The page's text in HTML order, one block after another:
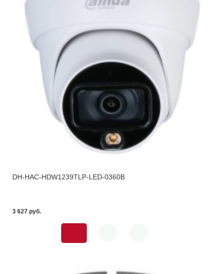
DH-HAC-HDW1239TLP-LED-0360B
3 627 pуб.